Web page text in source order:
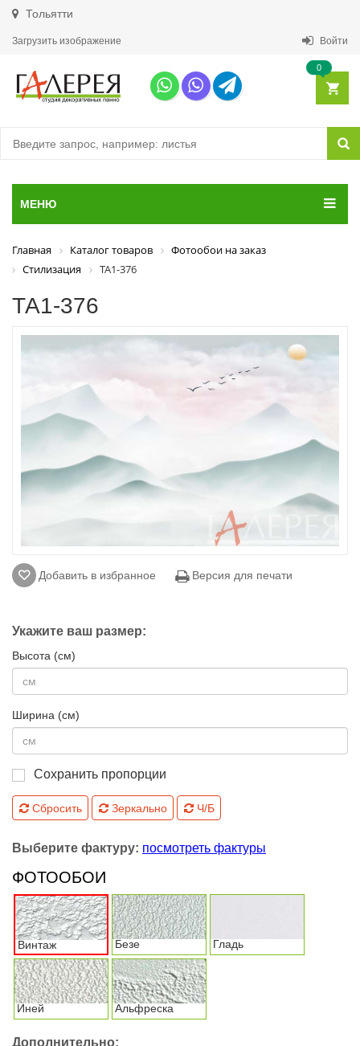
Тольятти
Загрузить изображение Войти
0
МЕНЮ
Главная Каталог товаров
Фотообои на заказ
Стилизация
ТА1-376
ТА1-376
Добавить в избранное Версия для печати
Укажите ваш размер:
Высота (см)
Ширина (см)
Сохранить пропорции
Сбросить Зеркально Ч/Б
Выберите фактуру: посмотреть фактуры
ФОТООБОИ
Винтаж Безе Гладь
Иней Альфреска
Дополнительно: